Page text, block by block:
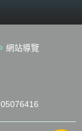
網站導覽